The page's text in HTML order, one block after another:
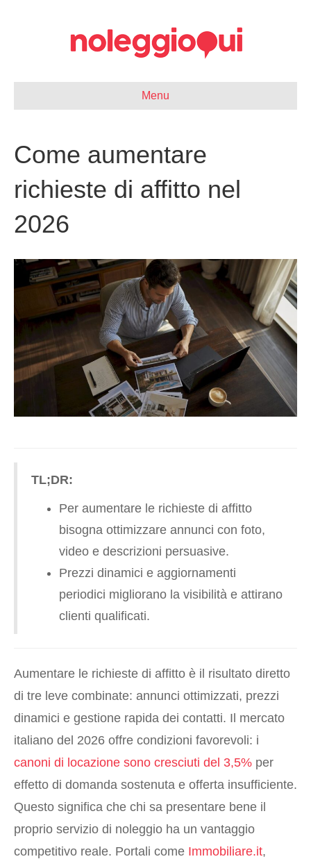
Menu
Come aumentare
richieste di affitto nel
2026
TL;DR:
Per aumentare le richieste di affitto
bisogna ottimizzare annunci con foto,
video e descrizioni persuasive.
Prezzi dinamici e aggiornamenti
periodici migliorano la visibilità e attirano
clienti qualificati.
Aumentare le richieste di affitto è il risultato diretto
di tre leve combinate: annunci ottimizzati, prezzi
dinamici e gestione rapida dei contatti. Il mercato
italiano del 2026 offre condizioni favorevoli: i
canoni di locazione sono cresciuti del 3,5% per
effetto di domanda sostenuta e offerta insufficiente.
Questo significa che chi sa presentare bene il
proprio servizio di noleggio ha un vantaggio
competitivo reale. Portali come Immobiliare.it,